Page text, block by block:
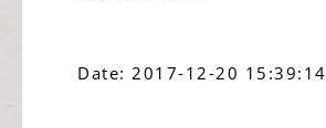
Date: 2017-12-20 15:39:14